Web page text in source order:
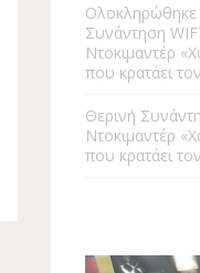
Ολοκληρώθηκε
Συνάντηση
Ντοκιμαντέρ
που κρατάει
Θερινή
Ντοκιμαντέρ
που κρατάει